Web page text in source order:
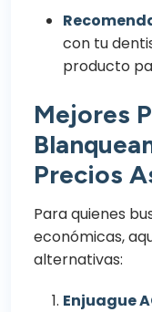
con tu
producto
Mejores
Precios
Para quienes
económicas,
alternativas:
Enjuague